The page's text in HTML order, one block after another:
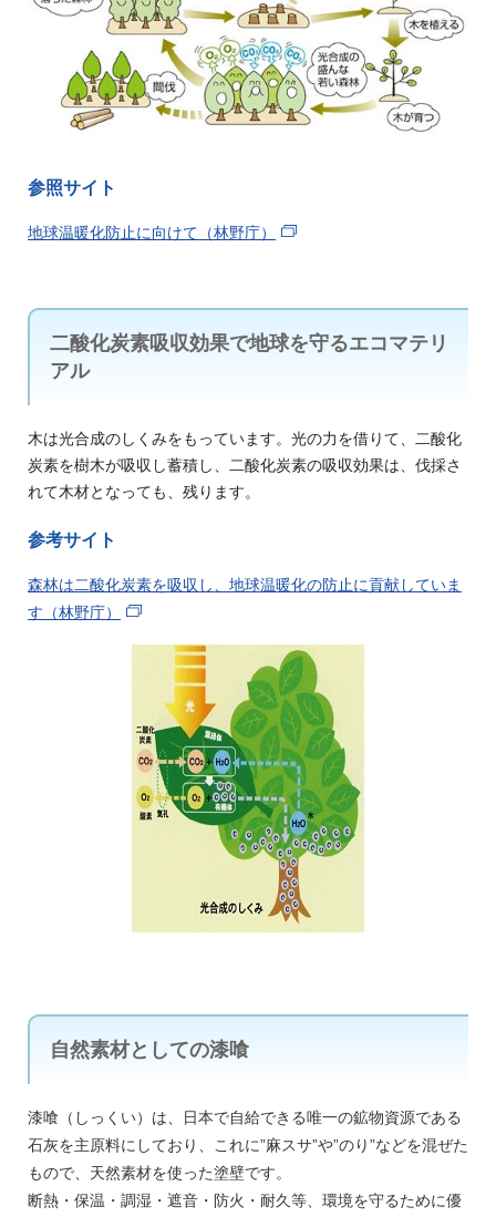
参照サイト
地球温暖化防止に向けて（林野庁）
二酸化炭素吸収効果で地球を守るエコマテリ
アル
木は光合成のしくみをもっています。光の力を借りて、二酸化
炭素を樹木が吸収し蓄積し、二酸化炭素の吸収効果は、伐採さ
れて木材となっても、残ります。
参考サイト
森林は二酸化炭素を吸収し、地球温暖化の防止に貢献していま
す（林野庁）
自然素材としての漆喰
漆喰（しっくい）は、日本で自給できる唯一の鉱物資源である
石灰を主原料にしており、これに”麻スサ”や”のり”などを混ぜた
もので、天然素材を使った塗壁です。
断熱・保温・調湿・遮音・防火・耐久等、環境を守るために優